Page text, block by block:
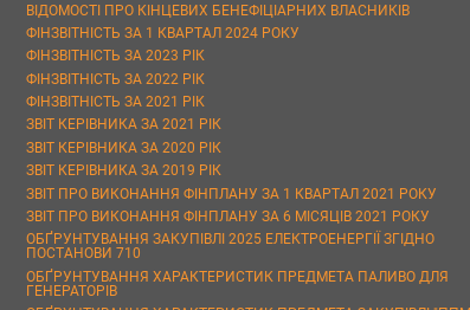
ВІДОМОСТІ ПРО КІНЦЕВИХ БЕНЕФІЦІАРНИХ ВЛАСНИКІВ
ФІНЗВІТНІСТЬ ЗА 1 КВАРТАЛ 2024 РОКУ
ФІНЗВІТНІСТЬ ЗА 2023 РІК
ФІНЗВІТНІСТЬ ЗА 2022 РІК
ФІНЗВІТНІСТЬ ЗА 2021 РІК
ЗВІТ КЕРІВНИКА ЗА 2021 РІК
ЗВІТ КЕРІВНИКА ЗА 2020 РІК
ЗВІТ КЕРІВНИКА ЗА 2019 РІК
ЗВІТ ПРО ВИКОНАННЯ ФІНПЛАНУ ЗА 1 КВАРТАЛ 2021 РОКУ
ЗВІТ ПРО ВИКОНАННЯ ФІНПЛАНУ ЗА 6 МІСЯЦІВ 2021 РОКУ
ОБҐРУНТУВАННЯ ЗАКУПІВЛІ 2025 ЕЛЕКТРОЕНЕРГІЇ ЗГІДНО
ПОСТАНОВИ 710
ОБҐРУНТУВАННЯ ХАРАКТЕРИСТИК ПРЕДМЕТА ПАЛИВО ДЛЯ
ГЕНЕРАТОРІВ